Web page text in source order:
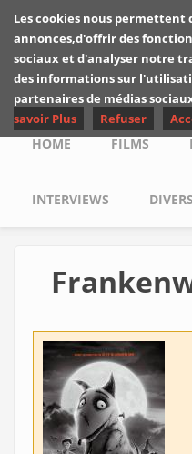
Skip to main content
Les
Main menu
HOME FILMS
INTERVIEWS
Les cookies nous
annonces,d'offrir des
sociaux et d'analyser notre
des informations sur
partenaires de médias
savoir Plus
Refuser